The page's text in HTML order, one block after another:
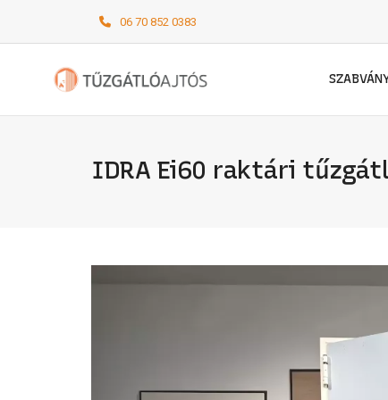
06 70 852 0383
IDRA Ei60 raktári